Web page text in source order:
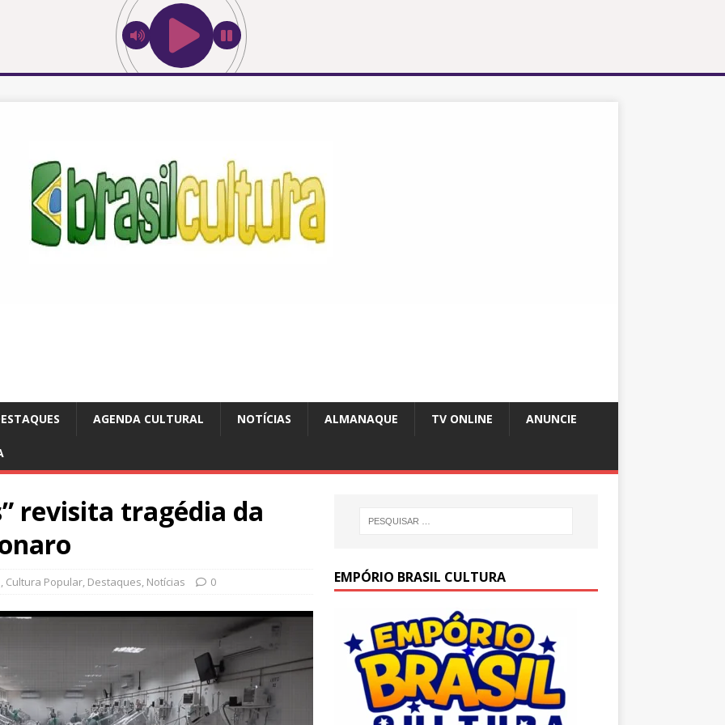
AGENDA CULTURAL NOTÍCIAS ALMANAQUE TV ONLINE ANUNCIE
revisita tragédia da
, Cultura Popular, Destaques, Notícias 0 EMPÓRIO BRASIL CULTURA